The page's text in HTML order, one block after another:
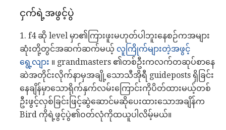
ငှက်ရဲ့အဖွင့်ပွဲ
1. f4 ဆို level မှာ၏ကြားဖူးမဟုတ်ပါဘူးနေစဉ်ကအများ
ဆုံးတို့တွင်အဆက်ဆက်မယ့် လူကြိုက်များတဲ့အဖွင့်
ရွေ့လျား ။ grandmasters ၏တစ်ဦးကလက်တဆုပ်စာနေ
ဆဲအတိုင်းလိုက်နာမှအချို့သောသီအိုရီ guideposts ရှိခြင်း
နေချိန်မှာသောရိုက်နှက်လမ်းကြောင်းကိုပိတ်ထားမယ့်တစ်
ဦးဖွင့်လှစ်ခြင်းဖြင့်ဆွဲဆောင်မဆိုပေးထားသောအချိန်က
Bird ကိုရဲ့ဖွင့်ပွဲ၏ဝတ်လုံကိုထယူပါလိမ့်မယ်။